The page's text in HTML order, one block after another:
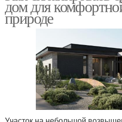
дом для
природе